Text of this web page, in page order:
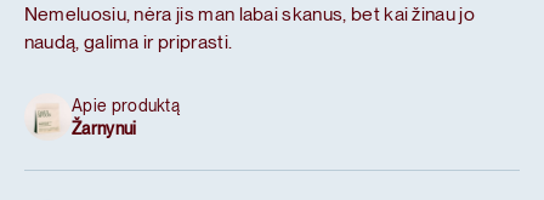
Nemeluosiu, nėra jis man labai skanus, bet kai žinau jo
naudą, galima ir priprasti.
Apie produktą
Žarnynui